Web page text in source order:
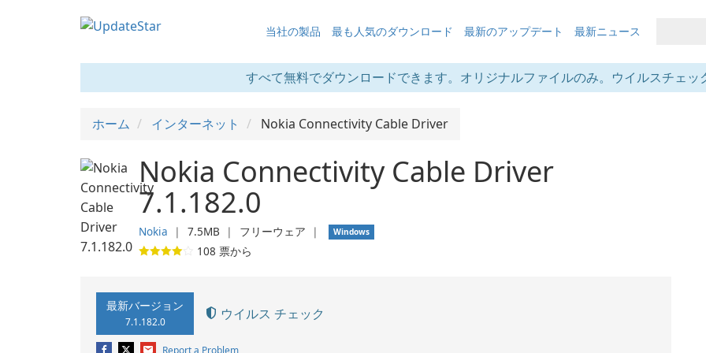
当社の製品 最も人気のダウンロード 最新のアップデート 最新ニュース
すべて無料でダウンロードできます。オリジナルファイルのみ。ウイルスチェッ
ホーム インターネット Nokia Connectivity Cable Driver
Nokia Connectivity Cable Driver
7.1.182.0
Nokia ❘ 7.5MB ❘ フリーウェア ❘ Windows
108 票から
最新バージョン
7.1.182.0 ウイルス チェック
Report a Problem